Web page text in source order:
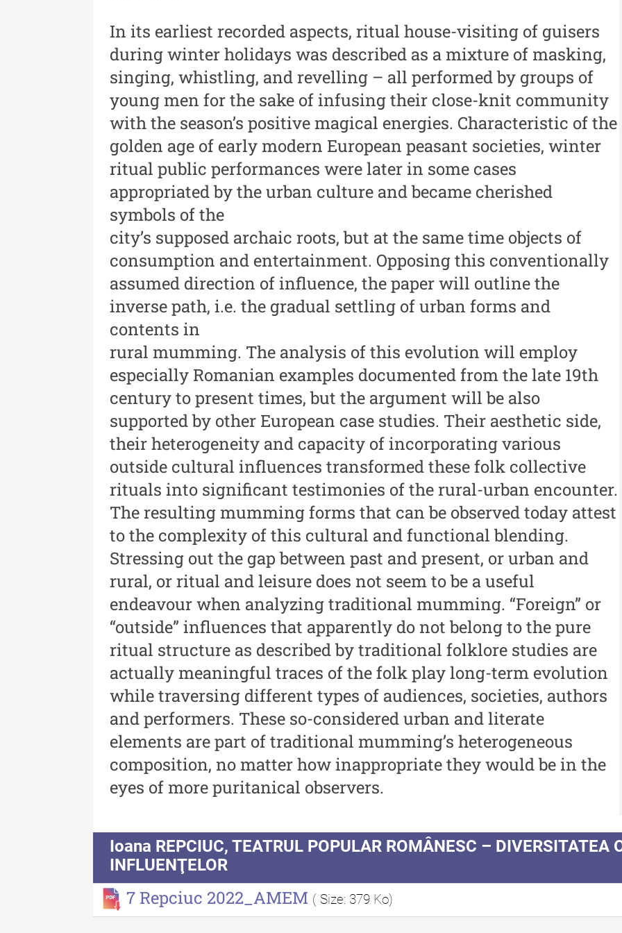
Revista "Cercetări istorice" -
XLIII - 2024
Revista "Cercetări istorice" -
XLII - 2023
Indexul Complet
Moldovei - XXIV / 2018
Buletinul ”Ioan Neculce” al
Muzeului de Istorie a
Moldovei - XXIII / 2017
Buletinul ”Ioan Neculce” al
Muzeului de Istorie a
Moldovei - XXII / 2016
Indexul Complet
al
al
Buletinul Muzeului Științei și
Tehnicii ”Ștefan Procopiu”
Buletinul Muzeului Științei
și Tehnicii ”Ștefan Procopiu”
- An XV / Nr. 15 / 2021
Buletinul Muzeului Științei
și Tehnicii ”Ștefan Procopiu”
- An XIV / Nr. 14 / 2020
Buletinul Muzeului Științei
și Tehnicii ”Ștefan Procopiu”
- An XII / Nr. 13 / 2019
Indexul Complet
Buletinul Centrului de Cercetare și
Conservare-Restaurare a
Patrimoniului
Buletinul Centrului de
Cercetare și Conservare-
Restaurare a Patrimoniului -
2021
Buletinul Centrului de
Cercetare și Conservare-
Restaurare a Patrimoniului -
2020
Buletinul Centrului de
Cercetare și Conservare-
Restaurare a Patrimoniului -
2019
Indexul Complet
Acta Pangratia
Acta Pangratia I (2023)
Acta Pangratia II (2024)
Acta Pangratia III (2025)
Indexul Complet
Alte publicatii, cataloage, volume de
autor
Indexul Complet
In its earliest recorded aspects, ritual house-visiting of guisers
during winter holidays was described as a mixture of masking,
singing, whistling, and revelling – all performed by groups of
young men for the sake of infusing their close-knit community
with the season’s positive magical energies. Characteristic of the
golden age of early modern European peasant societies, winter
ritual public performances were later in some cases
appropriated by the urban culture and became cherished
symbols of the
city’s supposed archaic roots, but at the same time objects of
consumption and entertainment. Opposing this conventionally
assumed direction of influence, the paper will outline the
inverse path, i.e. the gradual settling of urban forms and
contents in
rural mumming. The analysis of this evolution will employ
especially Romanian examples documented from the late 19th
century to present times, but the argument will be also
supported by other European case studies. Their aesthetic side,
their heterogeneity and capacity of incorporating various
outside cultural influences transformed these folk collective
rituals into significant testimonies of the rural-urban encounter.
The resulting mumming forms that can be observed today attest
to the complexity of this cultural and functional blending.
Stressing out the gap between past and present, or urban and
rural, or ritual and leisure does not seem to be a useful
endeavour when analyzing traditional mumming. “Foreign” or
“outside” influences that apparently do not belong to the pure
ritual structure as described by traditional folklore studies are
actually meaningful traces of the folk play long-term evolution
while traversing different types of audiences, societies, authors
and performers. These so-considered urban and literate
elements are part of traditional mumming’s heterogeneous
composition, no matter how inappropriate they would be in the
eyes of more puritanical observers.
Ioana REPCIUC, TEATRUL POPULAR ROMÂNESC – DIVERSITATEA
INFLUENŢELOR
7 Repciuc 2022_AMEM ( Size: 379 Ko)